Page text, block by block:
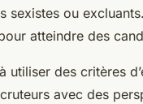
sexistes ou
atteindre des
utiliser des critères
avec des